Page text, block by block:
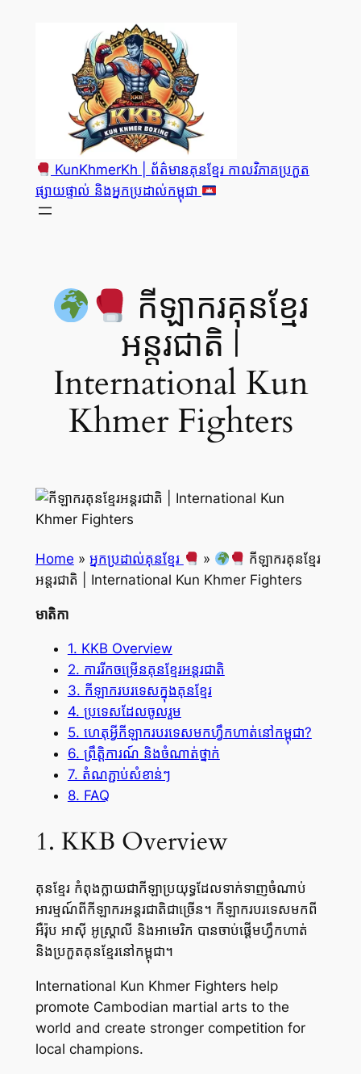
KunKhmerKh | ព័ត៌មានគុនខ្មែរ កាលវិភាគប្រកួត
ផ្សាយផ្ទាល់ និងអ្នកប្រដាល់កម្ពុជា
កីឡាករគុនខ្មែរ
អន្តរជាតិ |
International Kun
Khmer Fighters
Home » អ្នកប្រដាល់គុនខ្មែរ »
កីឡាករគុនខ្មែរ
អន្តរជាតិ | International Kun Khmer Fighters
មាតិកា
1. KKB Overview
2. ការរីកចម្រើនគុនខ្មែរអន្តរជាតិ
3. កីឡាករបរទេសក្នុងគុនខ្មែរ
4. ប្រទេសដែលចូលរួម
5. ហេតុអ្វីកីឡាករបរទេសមកហ្វឹកហាត់នៅកម្ពុជា?
6. ព្រឹត្តិការណ៍ និងចំណាត់ថ្នាក់
7. តំណភ្ជាប់សំខាន់ៗ
8. FAQ
1. KKB Overview
គុនខ្មែរ កំពុងក្លាយជាកីឡាប្រយុទ្ធដែលទាក់ទាញចំណាប់
អារម្មណ៍ពីកីឡាករអន្តរជាតិជាច្រើន។ កីឡាករបរទេសមកពី
អឺរ៉ុប អាស៊ី អូស្ត្រាលី និងអាមេរិក បានចាប់ផ្តើមហ្វឹកហាត់
និងប្រកួតគុនខ្មែរនៅកម្ពុជា។
International Kun Khmer Fighters help
promote Cambodian martial arts to the
world and create stronger competition for
local champions.